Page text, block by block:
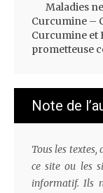
Maladies
Curcumine –
Curcumine et
prometteuse
Note de
Tous les
ce site ou les
informatif. Ils